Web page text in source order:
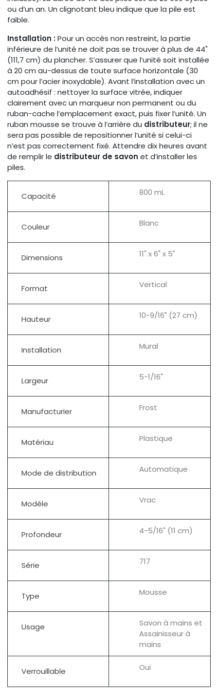
ou d’un an. Un clignotant bleu indique que la pile est
faible.
Installation :Pour un accès non restreint, la partie
inférieure de l’unité ne doit pas se trouver à plus de 44"
(111,7 cm) du plancher. S’assurer que l’unité soit installée
à 20 cm au-dessus de toute surface horizontale (30
cm pour l’acier inoxydable). Avant l’installation avec un
autoadhésif : nettoyer la surface vitrée, indiquer
clairement avec un marqueur non permanent ou du
ruban-cache l’emplacement exact, puis fixer l’unité. Un
ruban mousse se trouve à l’arrière du distributeur; il ne
sera pas possible de repositionner l’unité si celui-ci
n’est pas correctement fixé. Attendre dix heures avant
de remplir le distributeur de savon et d’installer les
piles.
Capacité 800 mL
Couleur Blanc
Dimensions 11" x 6" x 5"
Format Vertical
Hauteur 10-9/16" (27 cm)
Installation Mural
Largeur 5-1/16"
Manufacturier Frost
Matériau Plastique
Mode de distribution Automatique
Modèle Vrac
Profondeur 4-5/16" (11 cm)
Série 717
Type Mousse
Usage
Savon à mains et
Assainisseur à
mains
Verrouillable Oui